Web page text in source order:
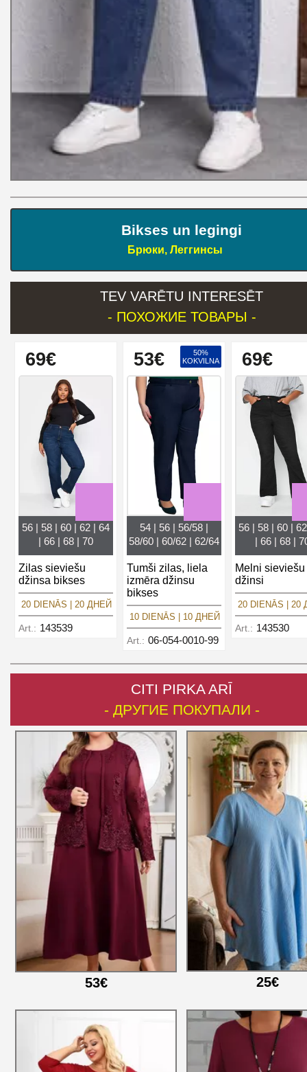
Bikses un legingi
Брюки, Леггинсы
TEV VARĒTU INTERESĒT
- ПОХОЖИЕ ТОВАРЫ -
69€
56 | 58 | 60 | 62 | 64
| 66 | 68 | 70
Zilas sieviešu
džinsa bikses
20 DIENĀS | 20 ДНЕЙ
Art.: 143539
53€
50%
KOKVILNA
54 | 56 | 56/58 |
58/60 | 60/62 | 62/64
Tumši zilas, liela
izmēra džinsu
bikses
10 DIENĀS | 10 ДНЕЙ
Art.: 06-054-0010-99
69€
56 | 58 | 60 |
| 66 | 68 |
Melni sieviešu
džinsi
20 DIENĀS | 20
Art.: 143530
CITI PIRKA ARĪ
- ДРУГИЕ ПОКУПАЛИ -
53€ 25€